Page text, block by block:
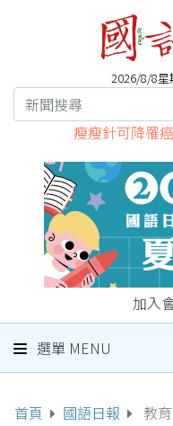
2026/8/8
瘦瘦針可降罹
加入
選單 MENU
首頁 國語日報 教育